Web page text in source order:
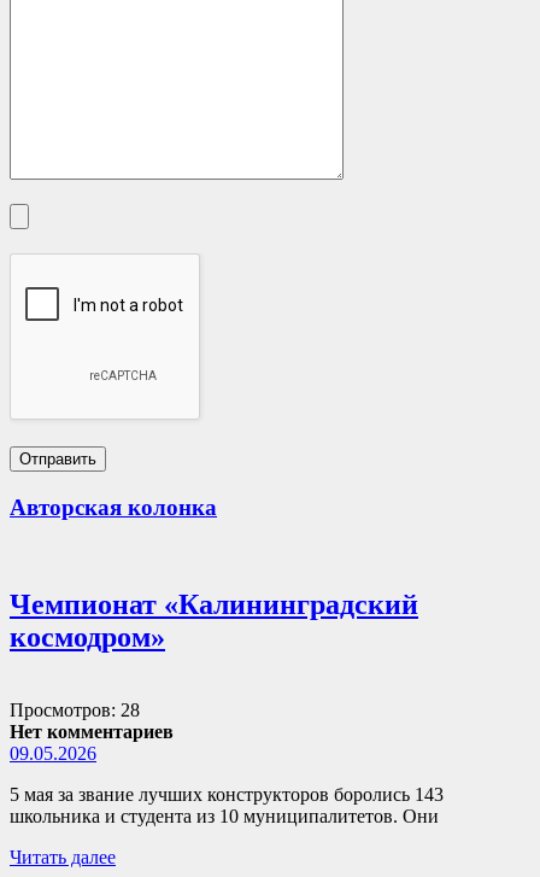
Авторская колонка
Чемпионат «Калининградский
космодром»
Просмотров: 28
Нет комментариев
09.05.2026
5 мая за звание лучших конструкторов боролись 143
школьника и студента из 10 муниципалитетов. Они
Читать далее